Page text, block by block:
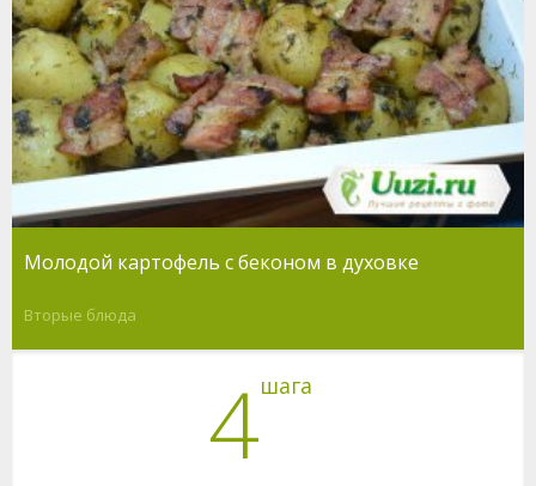
Молодой картофель с беконом в духовке
Вторые блюда
4шага